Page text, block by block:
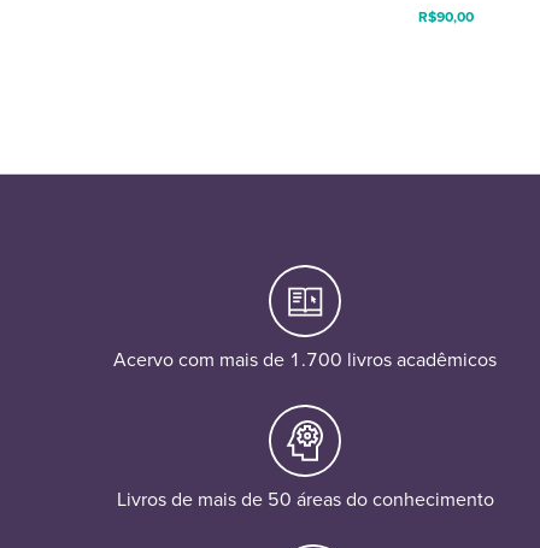
R$90,00
Acervo com mais de 1.700 livros acadêmicos
Livros de mais de 50 áreas do conhecimento